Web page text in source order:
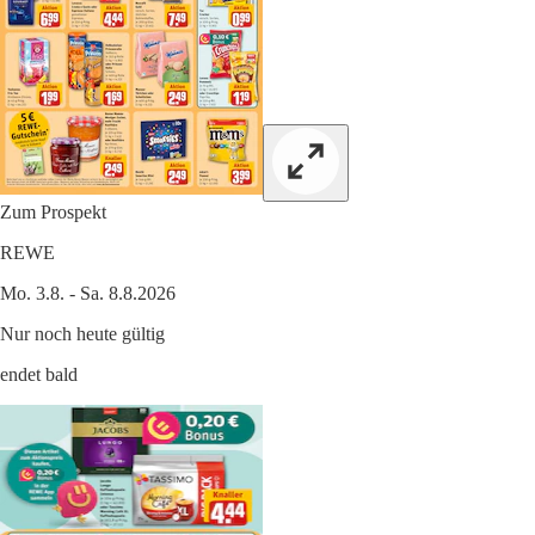
Zum Prospekt
REWE
Mo. 3.8. - Sa. 8.8.2026
Nur noch heute gültig
endet bald